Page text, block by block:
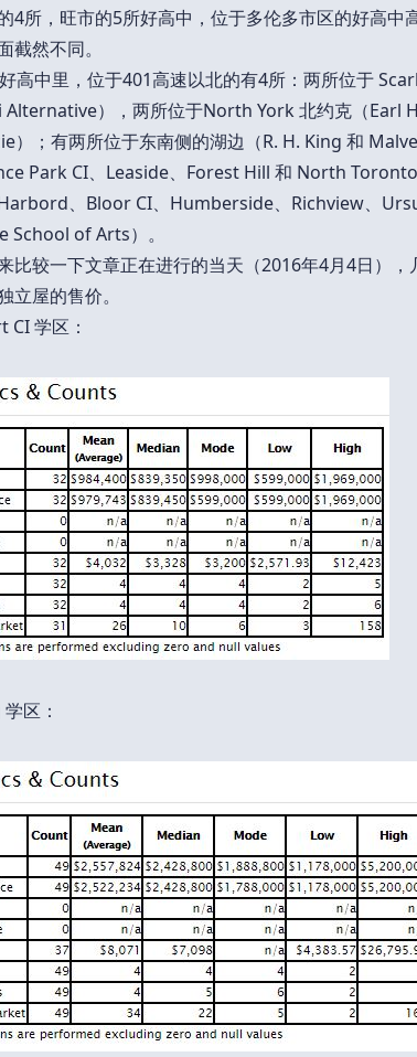
4所，旺市的5所好高中，位于多伦多市区的好高中
截然不同。
高中里，位于401高速以北的有4所：两所位于
Alternative），两所位于North York 北约克（Earl
）；有两所位于东南侧的湖边（R. H. King 和
Park CI、Leaside、Forest Hill 和 North
、Bloor CI、Humberside、Richview、
School of Arts）。
比较一下文章正在进行的当天（2016年4月4日），
立屋的售价。
学区：
区：